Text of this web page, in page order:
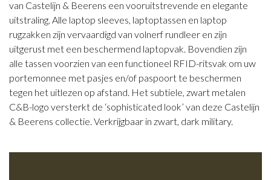
van Castelijn & Beerens een vooruitstrevende en elegante
uitstraling. Alle laptop sleeves, laptoptassen en laptop
rugzakken zijn vervaardigd van volnerf rundleer en zijn
uitgerust met een beschermend laptopvak. Bovendien zijn
alle tassen voorzien van een functioneel RFID-ritsvak om uw
portemonnee met pasjes en/of paspoort te beschermen
tegen het uitlezen op afstand. Het subtiele, zwart metalen
C&B-logo versterkt de ‘sophisticated look’ van deze Castelijn
& Beerens collectie. Verkrijgbaar in zwart, dark military.